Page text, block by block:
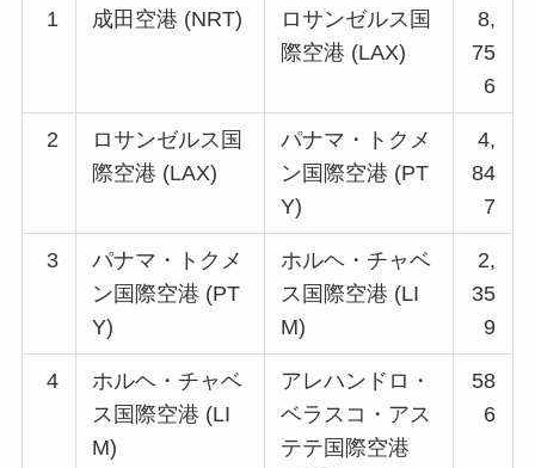
1 成田空港 (NRT)
ロサンゼルス国
際空港 (LAX)
8,
75
6
2
ロサンゼルス国
際空港 (LAX)
パナマ・トクメ
ン国際空港 (PT
Y)
4,
84
7
3
パナマ・トクメ
ン国際空港 (PT
Y)
ホルヘ・チャベ
ス国際空港 (LI
M)
2,
35
9
4
ホルヘ・チャベ
ス国際空港 (LI
M)
アレハンドロ・
ベラスコ・アス
テテ国際空港
58
6